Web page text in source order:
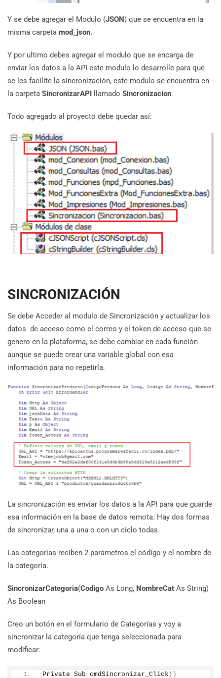
Y se debe agregar el Modulo (JSON) que se encuentra en la
misma carpeta mod_json.
Y por ultimo debes agregar el modulo que se encarga de
enviar los datos a la API este modulo lo desarrolle para que
se les facilite la sincronización, este modulo se encuentra en
la carpeta SincronizarAPI llamado Sincronizacion.
Todo agregado al proyecto debe quedar así:
SINCRONIZACIÓN
Se debe Acceder al modulo de Sincronización y actualizar los
datos de acceso como el correo y el token de acceso que se
genero en la plataforma, se debe cambiar en cada función
aunque se puede crear una variable global con esa
información para no repetirla.
La sincronización es enviar los datos a la API para que guarde
esa información en la base de datos remota. Hay dos formas
de sincronizar, una a una o con un ciclo todas.
Las categorías reciben 2 parámetros el código y el nombre de
la categoría.
SincronizarCategoria(Codigo As Long, NombreCat As String)
As Boolean
Creo un botón en el formulario de Categorías y voy a
sincronizar la categoría que tenga seleccionada para
modificar:
Private Sub cmdSincronizar_Click ()